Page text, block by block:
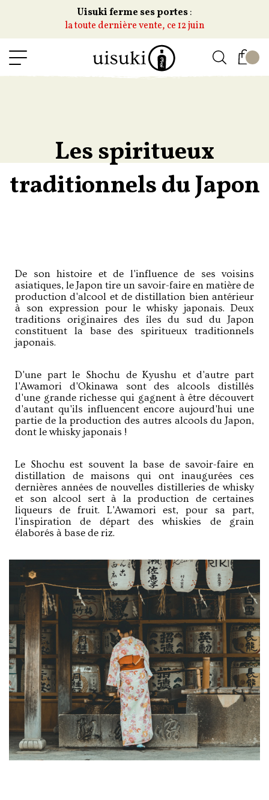
Uisuki ferme ses portes:
la toute dernière vente, ce 12 juin
Les spiritueux
traditionnels du Japon
De son histoire et de l'influence de ses voisins
asiatiques, le Japon tire un savoir-faire en matière de
production d'alcool et de distillation bien antérieur
à son expression pour le whisky japonais. Deux
traditions originaires des îles du sud du Japon
constituent la base des spiritueux traditionnels
japonais.
D'une part le Shochu de Kyushu et d'autre part
l'Awamori d'Okinawa sont des alcools distillés
d'une grande richesse qui gagnent à être découvert
d'autant qu'ils influencent encore aujourd'hui une
partie de la production des autres alcools du Japon,
dont le whisky japonais !
Le Shochu est souvent la base de savoir-faire en
distillation de maisons qui ont inaugurées ces
dernières années de nouvelles distilleries de whisky
et son alcool sert à la production de certaines
liqueurs de fruit. L'Awamori est, pour sa part,
l'inspiration de départ des whiskies de grain
élaborés à base de riz.